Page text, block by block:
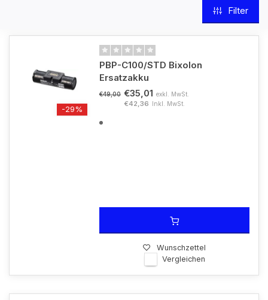
Filter
-29%
PBP-C100/STD Bixolon
Ersatzakku
€49,00 €35,01 exkl. MwSt.
€42,36 Inkl. MwSt.
Wunschzettel
Vergleichen